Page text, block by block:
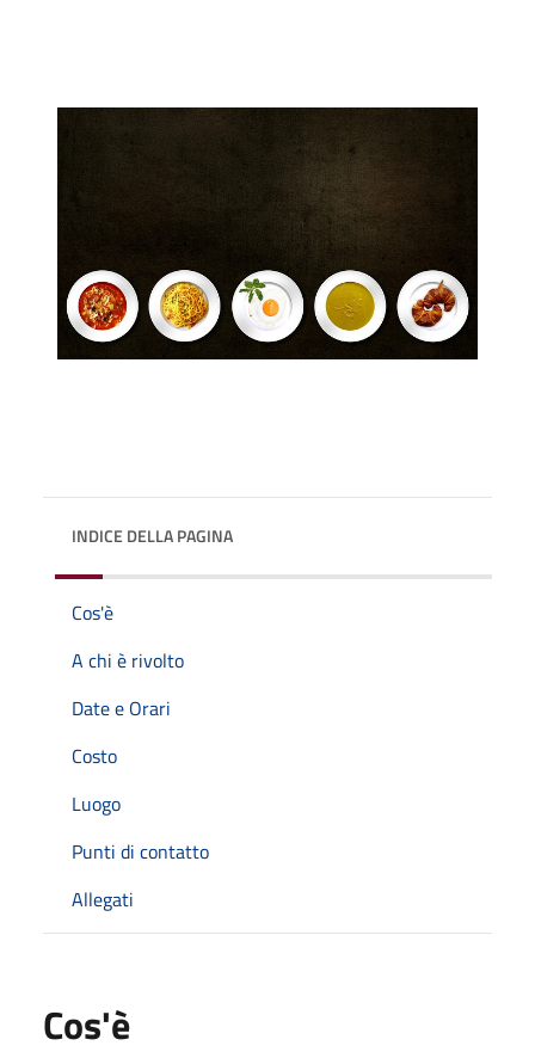
INDICE DELLA PAGINA
Cos'è
A chi è rivolto
Date e Orari
Costo
Luogo
Punti di contatto
Allegati
Cos'è